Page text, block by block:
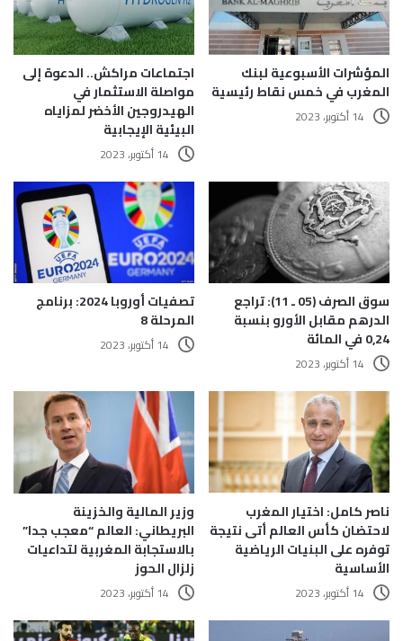
المؤشرات الأسبوعية لبنك
المغرب في خمس نقاط رئيسية
14 أكتوبر، 2023
اجتماعات مراكش.. الدعوة إلى
مواصلة الاستثمار في
الهيدروجين الأخضر لمزاياه
البيئية الإيجابية
14 أكتوبر، 2023
سوق الصرف (05 ـ 11): تراجع
الدرهم مقابل الأورو بنسبة
0,24 في المائة
14 أكتوبر، 2023
تصفيات أوروبا 2024: برنامج
المرحلة 8
14 أكتوبر، 2023
ناصر كامل: اختيار المغرب
لاحتضان كأس العالم أتى نتيجة
توفره على البنيات الرياضية
الأساسية
14 أكتوبر، 2023
وزير المالية والخزينة
البريطاني: العالم “معجب جدا”
بالاستجابة المغربية لتداعيات
زلزال الحوز
14 أكتوبر، 2023